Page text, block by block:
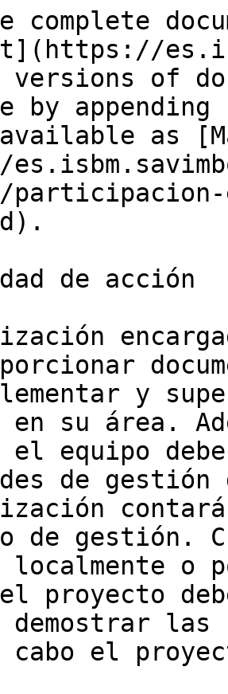
complete
versions of
by
as
de acción
y
en su área.
equipo debe
de
de gestión.
o
proyecto
demostrar las
el